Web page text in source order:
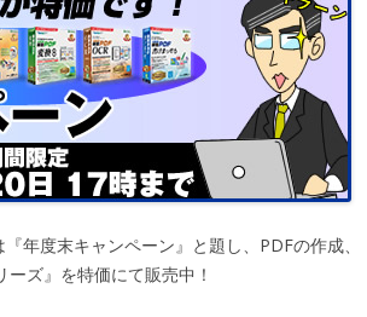
年度末キャンペーン』と題し、PDFの作成、
ズ』を特価にて販売中！